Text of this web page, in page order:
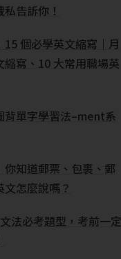
告訴你！
15 個必學英文縮寫｜月
縮寫、10 大常用職場英
背單字學習法–ment系
你知道郵票、包裹、郵
怎麼說嗎？
法必考題型，考前一定